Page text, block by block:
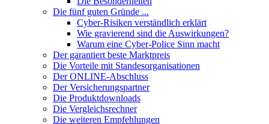
Die fünf guten Gründe ...
Cyber-Risiken verständlich erklärt
Wie gravierend sind die Auswirkungen?
Warum eine Cyber-Police Sinn macht
Der garantiert beste Marktpreis
Die Vorteile mit Standesorganisationen
Der ONLINE-Abschluss
Der Versicherungspartner
Die Produktdownloads
Die Vergleichsrechner
Die weiteren Empfehlungen